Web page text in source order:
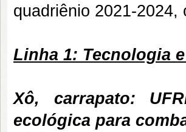
quadriênio 2021-
Linha 1: Tecnologia
Xô, carrapato:
ecológica para